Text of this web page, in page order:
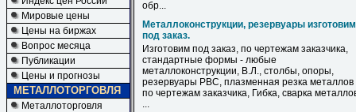
Мировые цены
Цены на биржах
Вопрос месяца
Публикации
Цены и прогнозы
МЕТАЛЛОТОРГОВЛЯ
Металлоторговля
обр...
Металлоконструкции, резервуары изготовим
под заказ.
Изготовим под заказ, по чертежам заказчика,
стандартные формы - любые
металлоконструкции, В.Л., столбы, опоры,
резервуары РВС, плазменная резка металлов
по чертежам заказчика, Гибка, сварка
...